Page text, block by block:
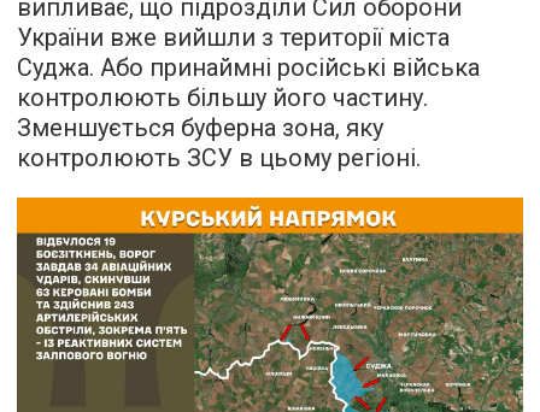
випливає, що підрозділи Сил оборони
України вже вийшли з території міста
Суджа. Або принаймні російські війська
контролюють більшу його частину.
Зменшується буферна зона, яку
контролюють ЗСУ в цьому регіоні.